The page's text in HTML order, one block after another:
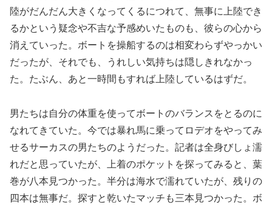
陸がだんだん大きくなってくるにつれて、無事に上陸でき
るかという疑念や不吉な予感めいたものも、彼らの心から
消えていった。ボートを操船するのは相変わらずやっかい
だったが、それでも、うれしい気持ちは隠しきれなかっ
た。たぶん、あと一時間もすれば上陸しているはずだ。
男たちは自分の体重を使ってボートのバランスをとるのに
なれてきていた。今では暴れ馬に乗ってロデオをやってみ
せるサーカスの男たちのようだった。記者は全身びしょ濡
れだと思っていたが、上着のポケットを探ってみると、葉
巻が八本見つかった。半分は海水で濡れていたが、残りの
四本は無事だ。探すと乾いたマッチも三本見つかった。ボ